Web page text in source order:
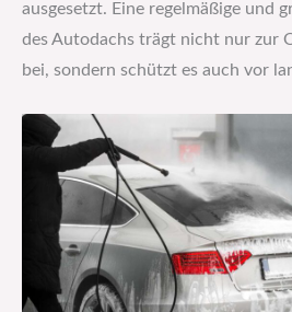
ausgesetzt. Eine regelmäßige und
des Autodachs trägt nicht nur zur
bei, sondern schützt es auch vor